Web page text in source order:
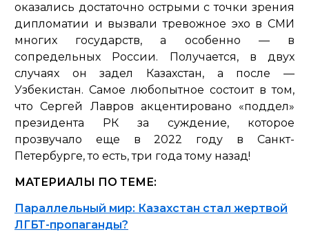
оказались достаточно острыми с точки зрения
дипломатии и вызвали тревожное эхо в СМИ
многих государств, а особенно — в
сопредельных России. Получается, в двух
случаях он задел Казахстан, а после —
Узбекистан. Самое любопытное состоит в том,
что Сергей Лавров акцентировано «поддел»
президента РК за суждение, которое
прозвучало еще в 2022 году в Санкт-
Петербурге, то есть, три года тому назад!
МАТЕРИАЛЫ ПО ТЕМЕ:
Параллельный мир: Казахстан стал жертвой
ЛГБТ-пропаганды?